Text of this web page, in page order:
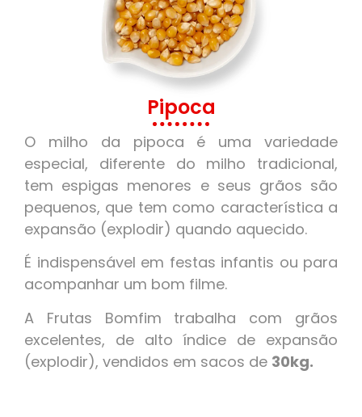
Pipoca
O milho da pipoca é uma variedade
especial, diferente do milho tradicional,
tem espigas menores e seus grãos são
pequenos, que tem como característica a
expansão (explodir) quando aquecido.
É indispensável em festas infantis ou para
acompanhar um bom filme.
A Frutas Bomfim trabalha com grãos
excelentes, de alto índice de expansão
(explodir), vendidos em sacos de 30kg.